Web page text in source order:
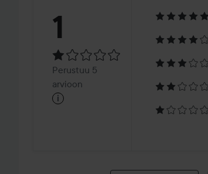
Arvosana:
1Perustuu
5
1
Perustuu 5
arvioon
i